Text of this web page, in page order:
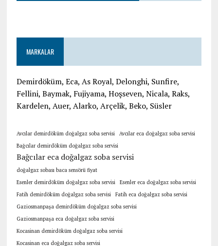
MARKALAR
Demirdöküm, Eca, As Royal, Delonghi, Sunfire,
Fellini, Baymak, Fujiyama, Hoşseven, Nicala, Raks,
Kardelen, Auer, Alarko, Arçelik, Beko, Süsler
Avcılar demirdöküm doğalgaz soba servisi
Avcılar eca doğalgaz soba servisi
Bağcılar demirdöküm doğalgaz soba servisi
Bağcılar eca doğalgaz soba servisi
doğalgaz sobası baca sensörü fiyat
Esenler demirdöküm doğalgaz soba servisi
Esenler eca doğalgaz soba servisi
Fatih demirdöküm doğalgaz soba servisi
Fatih eca doğalgaz soba servisi
Gaziosmanpaşa demirdöküm doğalgaz soba servisi
Gaziosmanpaşa eca doğalgaz soba servisi
Kocasinan demirdöküm doğalgaz soba servisi
Kocasinan eca doğalgaz soba servisi